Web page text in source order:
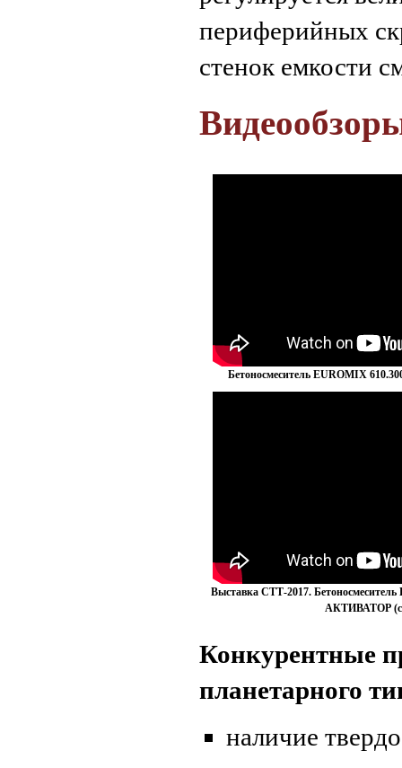
периферийных
стенок емкости
Бетоносмеситель EUROMIX
Выставка СТТ-2017.
АКТИВАТОР (с
Конкурентные
планетарного
наличие